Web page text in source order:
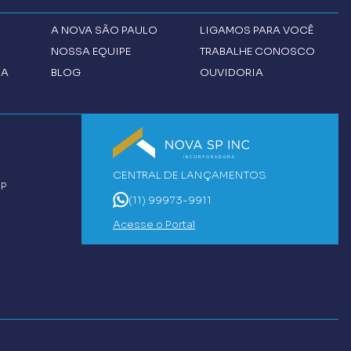
A NOVA SÃO PAULO
NOSSA EQUIPE
BLOG
LIGAMOS PARA VOCÊ
TRABALHE CONOSCO
OUVIDORIA
CENTRAL DE LANÇAMENTOS
(11) 99973-9911
Acesse o Portal